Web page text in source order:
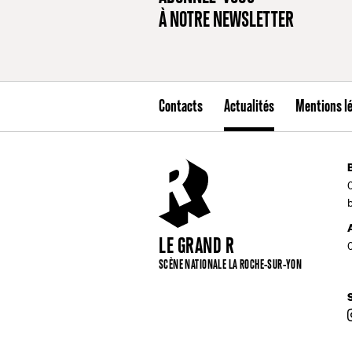
À NOTRE NEWSLETTER
Contacts Actualités Mentions
LE GRAND R
SCÈNE NATIONALE LA ROCHE-SUR-YON